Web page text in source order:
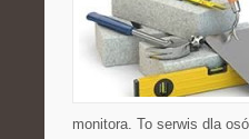
monitora. To serwis dla